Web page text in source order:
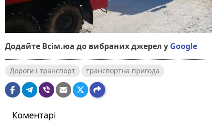
Додайте Всім.юа до вибраних джерел у Google
Дороги і транспорт транспортна пригода
Коментарі